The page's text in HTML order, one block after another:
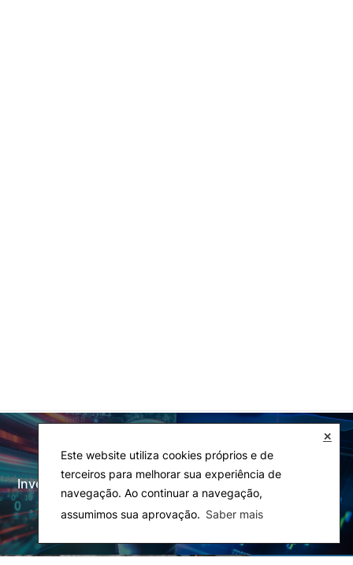
Este website utiliza cookies próprios e de
terceiros para melhorar sua experiência de
navegação. Ao continuar a navegação,
assumimos sua aprovação. Saber mais
✕
Investigação e Projetos Laboratórios